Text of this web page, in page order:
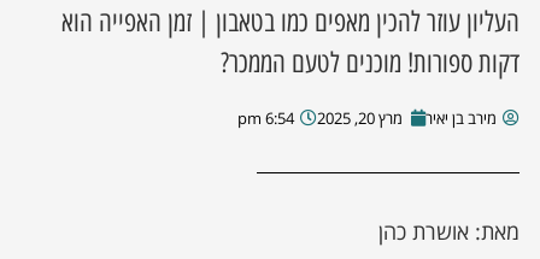
מקומית
העליון עוזר להכין מאפים כמו בטאבון | זמן האפייה הוא
דקות ספורות! מוכנים לטעם הממכר?
מירב בן יאיר מרץ 20, 2025 6:54 pm
מאת: אושרת כהן